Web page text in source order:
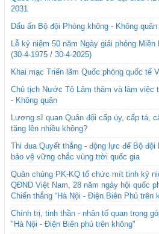
2031
Dấu ấn Bộ đội Phòng không - Không
Lễ kỷ niệm 50 năm Ngày giải phóng
(30-4-1975 / 30-4-2025)
Khai mạc Triển lãm Quốc phòng quốc tế
Chủ tịch Nước Tô Lâm thăm và làm việc
- Không quân
Lương sĩ quan Quân đội cấp úy, cấp tá,
tăng lên nhiều không?
Thi đua Quyết thắng - động lực để Bộ đội
bảo vệ vững chắc vùng trời quốc gia
Quân chủng PK-KQ tổ chức mít tinh kỷ
QĐND Việt Nam, 28 năm ngày hội quốc
Chiến thắng “Hà Nội - Điện Biên Phủ trên
Chính trị, tinh thần - nhân tố quan trọng
"Hà Nội - Điện Biên phủ trên không"